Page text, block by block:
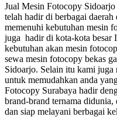
Jual Mesin Fotocopy
telah hadir di berbagai
memenuhi kebutuhan mesin
juga hadir di kota-kota besar
kebutuhan akan mesin
sewa mesin fotocopy bekas
Sidoarjo. Selain itu kami juga
untuk memudahkan anda
Fotocopy Surabaya hadir
brand-brand ternama
dan siap melayani berbagai